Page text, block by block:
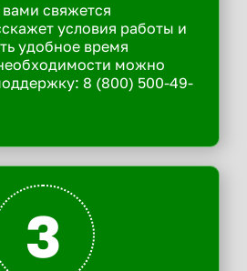
свяжется
условия работы и
удобное время
можно
8 (800) 500-49-
3